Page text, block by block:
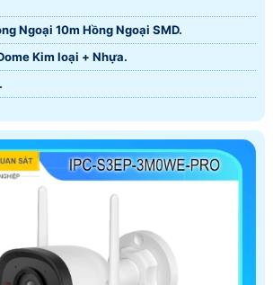
Ngoại 10m Hồng Ngoại SMD.
Kim loại + Nhựa.